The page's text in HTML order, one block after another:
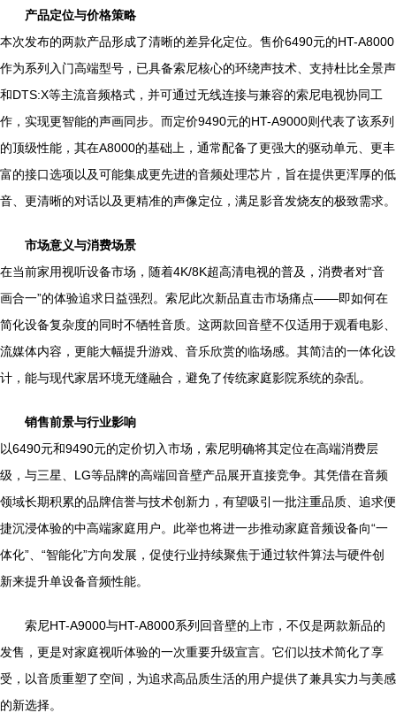
产品定位与价格策略
本次发布的两款产品形成了清晰的差异化定位。售价6490元的HT-A8000
作为系列入门高端型号，已具备索尼核心的环绕声技术、支持杜比全景声
和DTS:X等主流音频格式，并可通过无线连接与兼容的索尼电视协同工
作，实现更智能的声画同步。而定价9490元的HT-A9000则代表了该系列
的顶级性能，其在A8000的基础上，通常配备了更强大的驱动单元、更丰
富的接口选项以及可能集成更先进的音频处理芯片，旨在提供更浑厚的低
音、更清晰的对话以及更精准的声像定位，满足影音发烧友的极致需求。
市场意义与消费场景
在当前家用视听设备市场，随着4K/8K超高清电视的普及，消费者对“音
画合一”的体验追求日益强烈。索尼此次新品直击市场痛点——即如何在
简化设备复杂度的同时不牺牲音质。这两款回音壁不仅适用于观看电影、
流媒体内容，更能大幅提升游戏、音乐欣赏的临场感。其简洁的一体化设
计，能与现代家居环境无缝融合，避免了传统家庭影院系统的杂乱。
销售前景与行业影响
以6490元和9490元的定价切入市场，索尼明确将其定位在高端消费层
级，与三星、LG等品牌的高端回音壁产品展开直接竞争。其凭借在音频
领域长期积累的品牌信誉与技术创新力，有望吸引一批注重品质、追求便
捷沉浸体验的中高端家庭用户。此举也将进一步推动家庭音频设备向“一
体化”、“智能化”方向发展，促使行业持续聚焦于通过软件算法与硬件创
新来提升单设备音频性能。
索尼HT-A9000与HT-A8000系列回音壁的上市，不仅是两款新品的
发售，更是对家庭视听体验的一次重要升级宣言。它们以技术简化了享
受，以音质重塑了空间，为追求高品质生活的用户提供了兼具实力与美感
的新选择。